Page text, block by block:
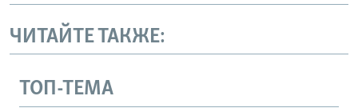
ЧИТАЙТЕ ТАКЖЕ:
ТОП-ТЕМА